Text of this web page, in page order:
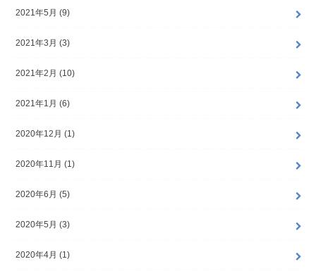
2021年5月 (9)
2021年3月 (3)
2021年2月 (10)
2021年1月 (6)
2020年12月 (1)
2020年11月 (1)
2020年6月 (5)
2020年5月 (3)
2020年4月 (1)